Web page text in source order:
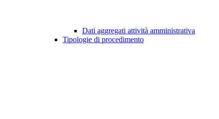
Dati aggregati attività amministrativa
Tipologie di procedimento